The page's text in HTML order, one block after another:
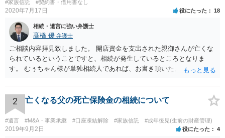
#家族信託 #契約書・借用書なし
2020年7月17日 役にたった 18
相続・遺言に強い弁護士
髙橋 優 弁護士
ご相談内容拝見致しました。 開店資金を支出された親御さんが亡くな
られているということですと、相続が発生しているところとなりま
す。 むぅちゃん様が単独相続人であれば、お書き頂いたような方法で
相続人おられるということであれば、他の相続人との協議が必要とな
るところです。 また、当該点とは別にご主人から貸付ではなく贈与で
あると主張される可能性がございます。 その場合には、貸付であるこ
とを伺わせる事情をどれだけ積み重ねることが出来るか、というとこ
ろとなります。 返済の事実や、返済を約束するメール等です。 金額の
2 亡くなる父の死亡保険金の相続について
#遺言 #M&A・事業承継 #口座凍結解除 #家族信託 #成年後見(生前の財産管理)
2019年9月2日 役にたった 4